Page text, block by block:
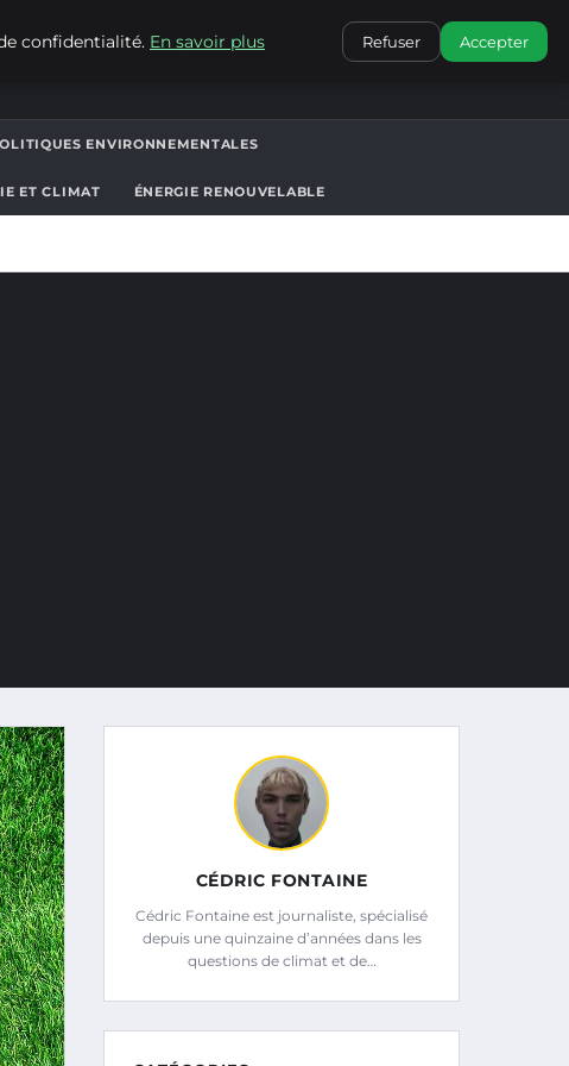
CONTACT
ENVIRONNEMENTALES
ET CLIMAT ÉNERGIE RENOUVELABLE
CÉDRIC FONTAINE
Cédric Fontaine est journaliste, spécialisé
depuis une quinzaine d’années dans les
questions de climat et de…
confidentialité. En savoir plus Refuser Accepter